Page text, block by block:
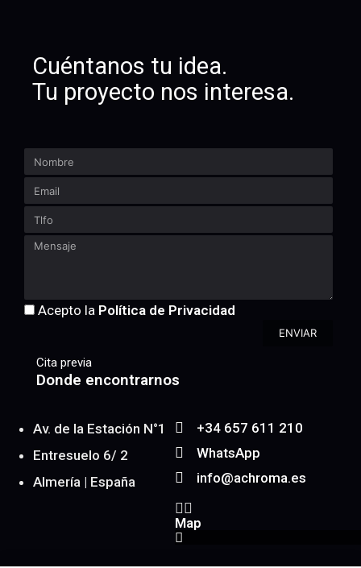
Cuéntanos tu idea.
Tu proyecto nos interesa.
Acepto la Política de Privacidad
ENVIAR
Cita previa
Donde encontrarnos
Av. de la Estación N°1
Entresuelo 6/ 2
Almería | España
+34 657 611 210
WhatsApp
info@achroma.es
Map